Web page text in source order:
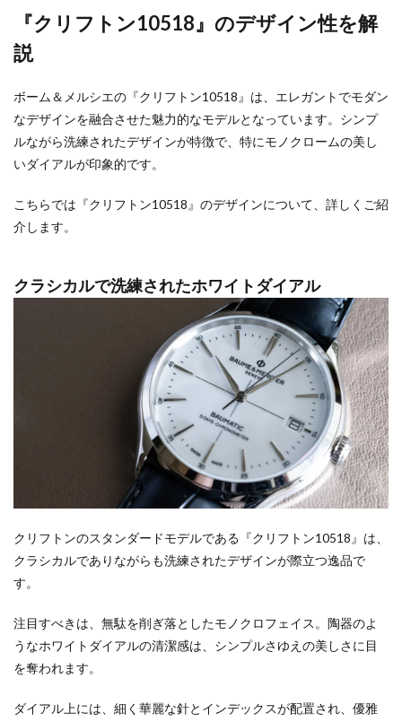
『クリフトン10518』のデザイン性を解
説
ボーム＆メルシエの『クリフトン10518』は、エレガントでモダン
なデザインを融合させた魅力的なモデルとなっています。シンプ
ルながら洗練されたデザインが特徴で、特にモノクロームの美し
いダイアルが印象的です。
こちらでは『クリフトン10518』のデザインについて、詳しくご紹
介します。
クラシカルで洗練されたホワイトダイアル
クリフトンのスタンダードモデルである『クリフトン10518』は、
クラシカルでありながらも洗練されたデザインが際立つ逸品で
す。
注目すべきは、無駄を削ぎ落としたモノクロフェイス。陶器のよ
うなホワイトダイアルの清潔感は、シンプルさゆえの美しさに目
を奪われます。
ダイアル上には、細く華麗な針とインデックスが配置され、優雅